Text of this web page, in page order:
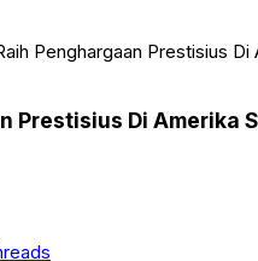
Penghargaan Prestisius Di
Prestisius Di Amerika